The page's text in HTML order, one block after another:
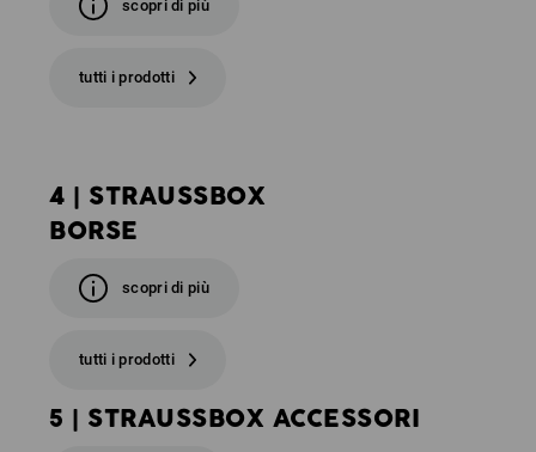
scopri di più
tutti i prodotti
4 | STRAUSSBOX
BORSE
scopri di più
tutti i prodotti
5 | STRAUSSBOX ACCESSORI